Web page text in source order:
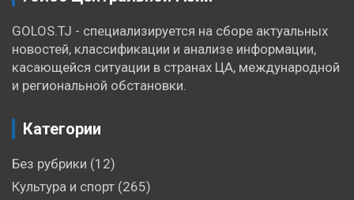
GOLOS.TJ - специализируется на сборе актуальных
новостей, классификации и анализе информации,
касающейся ситуации в странах ЦА, международной
и региональной обстановки.
Категории
Без рубрики (12)
Культура и спорт (265)